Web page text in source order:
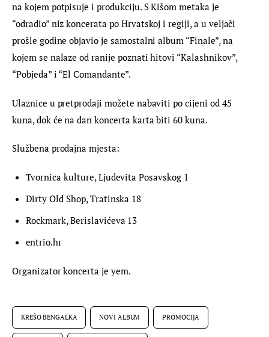
na kojem potpisuje i produkciju. S Kišom metaka je
“odradio” niz koncerata po Hrvatskoj i regiji, a u veljači
prošle godine objavio je samostalni album “Finale”, na
kojem se nalaze od ranije poznati hitovi “Kalashnikov”,
“Pobjeda” i “El Comandante”.
Ulaznice u pretprodaji možete nabaviti po cijeni od 45
kuna, dok će na dan koncerta karta biti 60 kuna.
Službena prodajna mjesta:
Tvornica kulture, Ljudevita Posavskog 1
Dirty Old Shop, Tratinska 18
Rockmark, Berislavićeva 13
entrio.hr
Organizator koncerta je yem.
KREŠO BENGALKA NOVI ALBUM PROMOCIJA